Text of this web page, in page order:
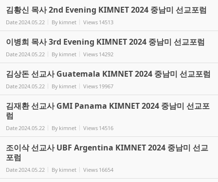
김황신 목사 2nd Evening KIMNET 2024 중남미 선교포럼
Date2024.05.22 By kimnet Views 14513
이병희 목사 3rd Evening KIMNET 2024 중남미 선교포럼
Date2024.05.22 By kimnet Views 14292
김상돈 선교사 Guatemala KIMNET 2024 중남미 선교포럼
Date2024.05.22 By kimnet Views 19967
김재환 선교사 GMI Panama KIMNET 2024 중남미 선교포
럼
Date2024.05.22 By kimnet Views 14516
조이삭 선교사 UBF Argentina KIMNET 2024 중남미 선교
포럼
Date2024.05.22 By kimnet Views 16654